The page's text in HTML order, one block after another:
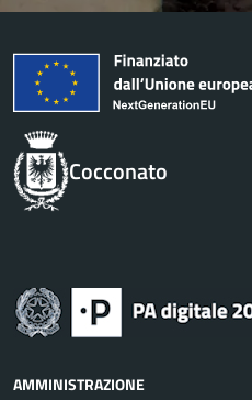
Cocconato
AMMINISTRAZIONE